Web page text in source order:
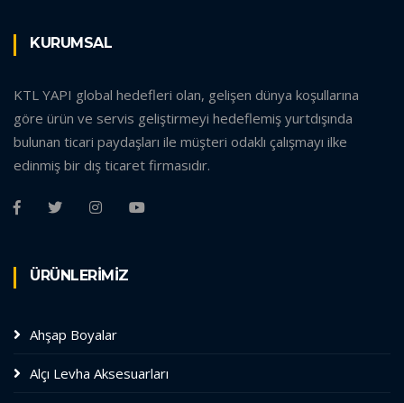
KURUMSAL
KTL YAPI global hedefleri olan, gelişen dünya koşullarına
göre ürün ve servis geliştirmeyi hedeflemiş yurtdışında
bulunan ticari paydaşları ile müşteri odaklı çalışmayı ilke
edinmiş bir dış ticaret firmasıdır.
ÜRÜNLERİMİZ
Ahşap Boyalar
Alçı Levha Aksesuarları